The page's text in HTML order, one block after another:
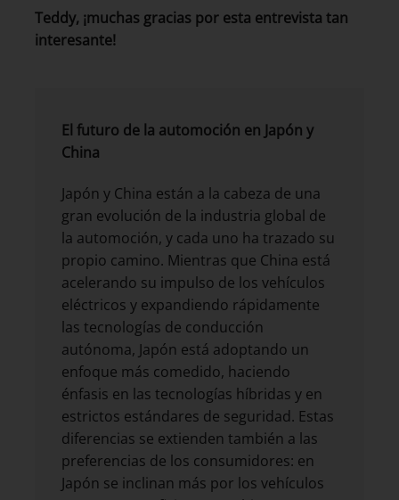
Teddy, ¡muchas gracias por esta entrevista tan
interesante!
El futuro de la automoción en Japón y
China
Japón y China están a la cabeza de una
gran evolución de la industria global de
la automoción, y cada uno ha trazado su
propio camino. Mientras que China está
acelerando su impulso de los vehículos
eléctricos y expandiendo rápidamente
las tecnologías de conducción
autónoma, Japón está adoptando un
enfoque más comedido, haciendo
énfasis en las tecnologías híbridas y en
estrictos estándares de seguridad. Estas
diferencias se extienden también a las
preferencias de los consumidores: en
Japón se inclinan más por los vehículos